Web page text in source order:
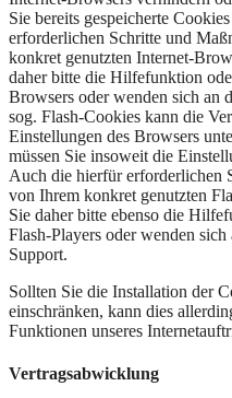
Sie bereits gespeicherte
erforderlichen Schritte und
konkret genutzten Internet-
daher bitte die Hilfefunktion
Browsers oder wenden sich an
sog. Flash-Cookies kann die
Einstellungen des Browsers
müssen Sie insoweit die
Auch die hierfür erforderlichen
von Ihrem konkret genutzten
Sie daher bitte ebenso die
Flash-Players oder wenden
Support.
Sollten Sie die Installation der
einschränken, kann dies
Funktionen unseres
Vertragsabwicklung